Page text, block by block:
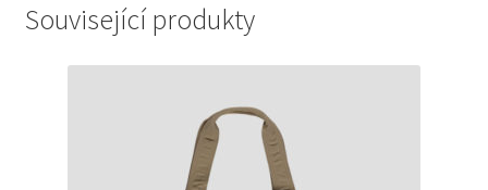
Související produkty